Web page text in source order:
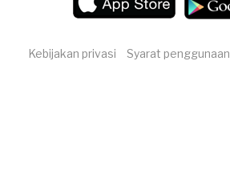
Kebijakan privasi Syarat penggunaan